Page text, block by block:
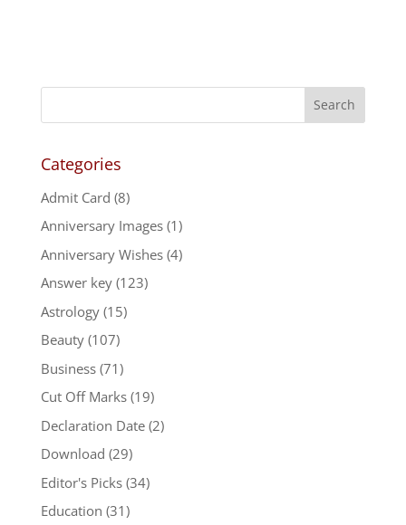
Categories
Admit Card (8)
Anniversary Images(1)
Anniversary Wishes(4)
Answer key(123)
Astrology(15)
Beauty(107)
Business(71)
Cut Off Marks(19)
Declaration Date(2)
Download (29)
Editor's Picks(34)
Education (31)